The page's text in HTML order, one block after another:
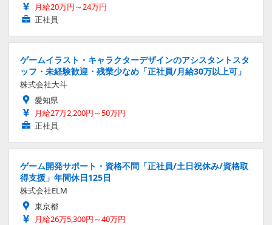
月給20万円～24万円
正社員
ゲームイラスト・キャラクターデザインのアシスタントスタ
ッフ・未経験歓迎・残業少なめ「正社員/月給30万以上可」
株式会社大斗
愛知県
月給27万2,200円～50万円
正社員
ゲーム開発サポート・資格不問「正社員/土日祝休み/資格取
得支援」年間休日125日
株式会社ELM
東京都
月給26万5,300円～40万円